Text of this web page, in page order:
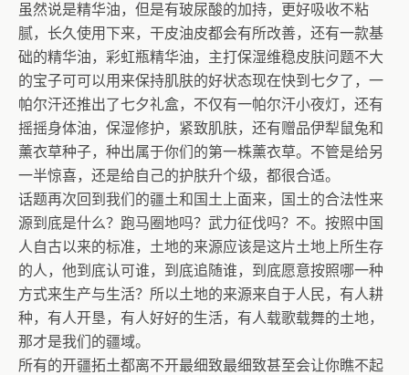
虽然说是精华油，但是有玻尿酸的加持，更好吸收不粘
腻，长久使用下来，干皮油皮都会有所改善，还有一款基
础的精华油，彩虹瓶精华油，主打保湿维稳皮肤问题不大
的宝子可可以用来保持肌肤的好状态现在快到七夕了，一
帕尔汗还推出了七夕礼盒，不仅有一帕尔汗小夜灯，还有
摇摇身体油，保湿修护，紧致肌肤，还有赠品伊犁鼠兔和
薰衣草种子，种出属于你们的第一株薰衣草。不管是给另
一半惊喜，还是给自己的护肤升个级，都很合适。
话题再次回到我们的疆土和国土上面来，国土的合法性来
源到底是什么？跑马圈地吗？武力征伐吗？不。按照中国
人自古以来的标准，土地的来源应该是这片土地上所生存
的人，他到底认可谁，到底追随谁，到底愿意按照哪一种
方式来生产与生活？所以土地的来源来自于人民，有人耕
种，有人开垦，有人好好的生活，有人载歌载舞的土地，
那才是我们的疆域。
所有的开疆拓土都离不开最细致最细致甚至会让你瞧不起